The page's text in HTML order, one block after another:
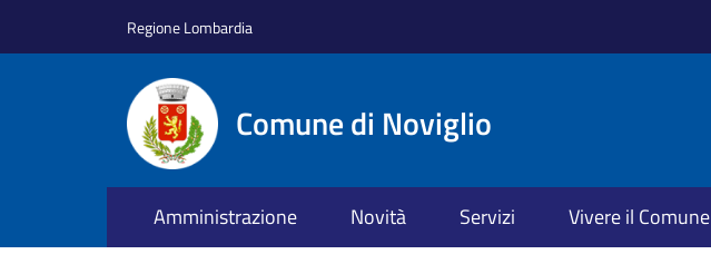
Regione Lombardia
Comune di Noviglio
Amministrazione Novità Servizi Vivere il Comune